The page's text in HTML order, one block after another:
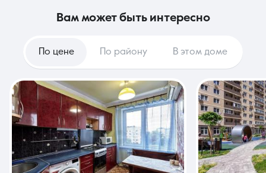
вам может быть интересно
По цене По району В этом доме